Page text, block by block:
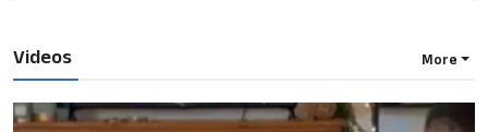
Videos More